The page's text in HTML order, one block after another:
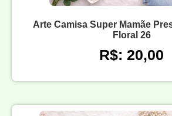
Arte Camisa Super Mamãe
Floral 26
R$: 20,00